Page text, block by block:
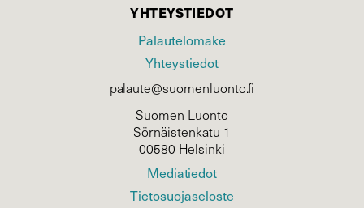
YHTEYSTIEDOT
Palautelomake
Yhteystiedot
palaute@suomenluonto.fi
Suomen Luonto
Sörnäistenkatu 1
00580 Helsinki
Mediatiedot
Tietosuojaseloste